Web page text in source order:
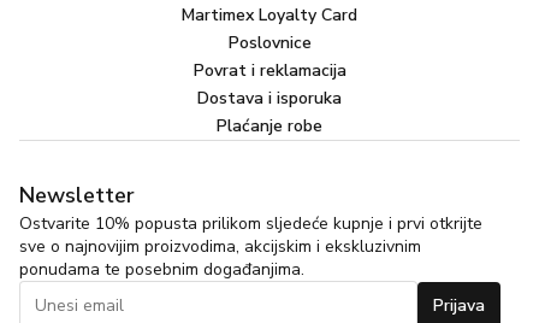
Martimex Loyalty Card
Poslovnice
Povrat i reklamacija
Dostava i isporuka
Plaćanje robe
Newsletter
Ostvarite 10% popusta prilikom sljedeće kupnje i prvi otkrijte
sve o najnovijim proizvodima, akcijskim i ekskluzivnim
ponudama te posebnim događanjima.
Prijava